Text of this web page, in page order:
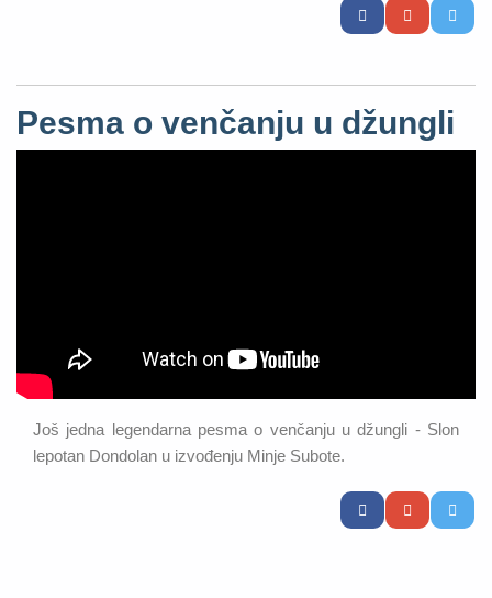
Pesma o venčanju u džungli
Još jedna legendarna pesma o venčanju u džungli - Slon
lepotan Dondolan u izvođenju Minje Subote.